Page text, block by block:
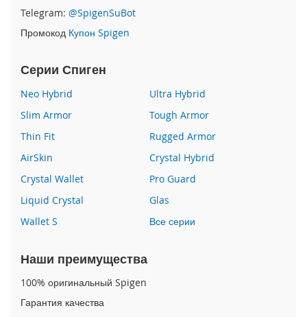
i
P
h
e
7
P
h
o
n
1
6
P
o
a
Telegram: @SpigenSuBot
Промокод Купон Spigen
Серии Спиген
Neo Hybrid
Ultra Hybrid
Slim Armor
Tough Armor
Thin Fit
Rugged Armor
AirSkin
Crystal Hybrid
Crystal Wallet
Pro Guard
Liquid Crystal
Glas
Wallet S
Все серии
Наши преимущества
100% оригинальный Spigen
Гарантия качества